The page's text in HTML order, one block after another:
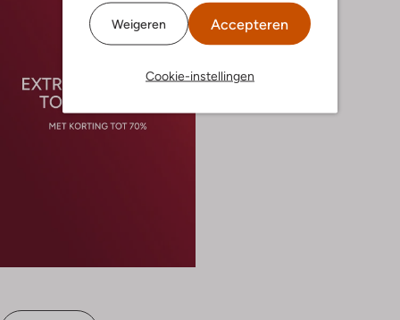
Weigeren Accepteren
Cookie-instellingen